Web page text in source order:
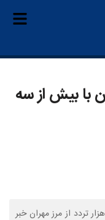
با بیش از سه
استاندار ایلام از ثبت بیش از ۳میلیون و ۲۵۰ هزار تردد از مرز مهران خبر